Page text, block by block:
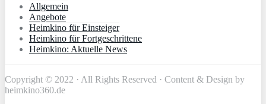
Allgemein
Angebote
Heimkino für Einsteiger
Heimkino für Fortgeschrittene
Heimkino: Aktuelle News
Copyright © 2022 · All Rights Reserved · Content & Design by
heimkino360.de